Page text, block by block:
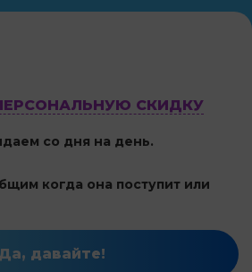
СКИДКУ
со дня на день.
когда она поступит или
Да, давайте!